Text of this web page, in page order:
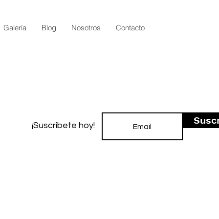
Galería Blog Nosotros Contacto
¡Suscríbete hoy!